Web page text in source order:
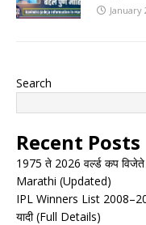
January
Search
Recent Posts
1975 ते 2026 वर्ल्ड कप
Marathi (Updated)
IPL Winners List
यादी (Full Details)